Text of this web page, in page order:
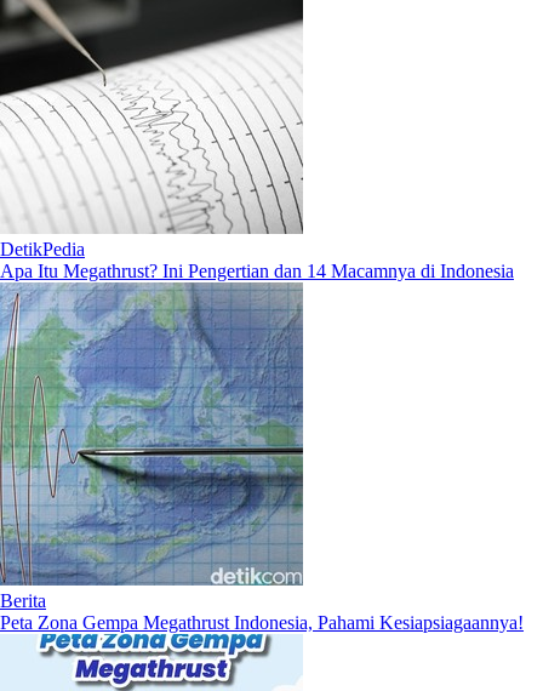
DetikPedia
Apa Itu Megathrust? Ini Pengertian dan 14 Macamnya di Indonesia
Berita
Peta Zona Gempa Megathrust Indonesia, Pahami Kesiapsiagaannya!